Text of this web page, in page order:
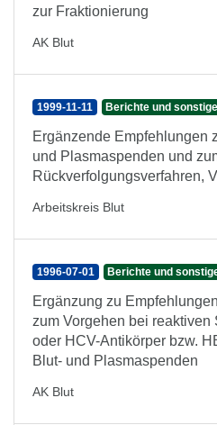
zur Fraktionierung
AK Blut
1999-11-11 Berichte und
Ergänzende Empfehlungen
und Plasmaspenden und
Rückverfolgungsverfahren,
Arbeitskreis Blut
1996-07-01 Berichte und
Ergänzung zu
zum Vorgehen bei reaktiven
oder HCV-Antikörper bzw.
Blut- und Plasmaspenden
AK Blut